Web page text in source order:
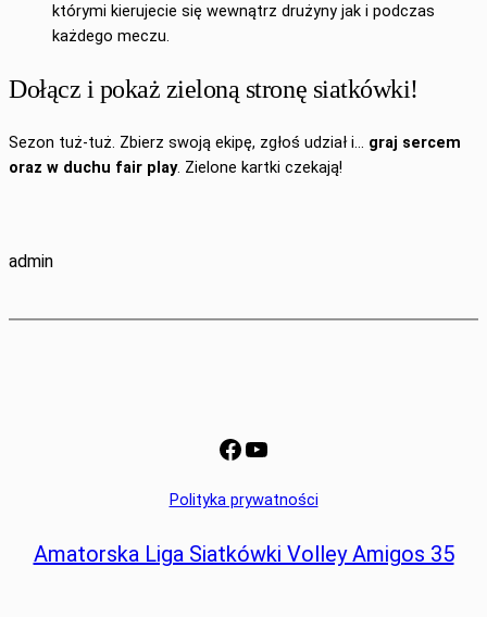
którymi kierujecie się wewnątrz drużyny jak i podczas
każdego meczu.
Dołącz i pokaż zieloną stronę siatkówki!
Sezon tuż‑tuż. Zbierz swoją ekipę, zgłoś udział i… graj sercem
oraz w duchu fair play. Zielone kartki czekają!
admin
Facebook
YouTube
Polityka prywatności
Amatorska Liga Siatkówki Volley Amigos 35